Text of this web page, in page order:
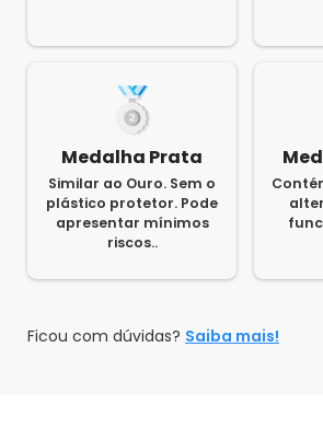
Medalha Prata
Similar ao Ouro. Sem o
plástico protetor. Pode
apresentar mínimos
riscos..
Ficou com dúvidas? Saiba mais!